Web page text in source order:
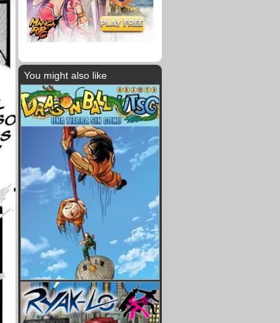
You might also like